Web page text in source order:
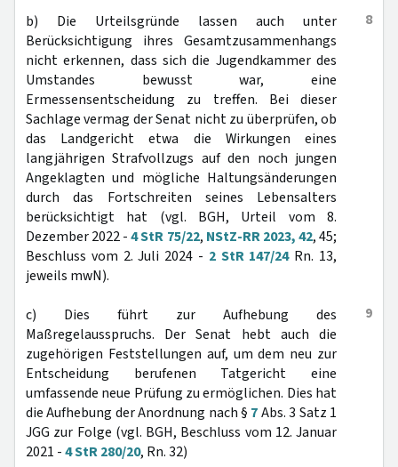
8
b) Die Urteilsgründe lassen auch unter
Berücksichtigung ihres Gesamtzusammenhangs
nicht erkennen, dass sich die Jugendkammer des
Umstandes bewusst war, eine
Ermessensentscheidung zu treffen. Bei dieser
Sachlage vermag der Senat nicht zu überprüfen, ob
das Landgericht etwa die Wirkungen eines
langjährigen Strafvollzugs auf den noch jungen
Angeklagten und mögliche Haltungsänderungen
durch das Fortschreiten seines Lebensalters
berücksichtigt hat (vgl. BGH, Urteil vom 8.
Dezember 2022 -4 StR 75/22, NStZ-RR 2023, 42, 45;
Beschluss vom 2. Juli 2024 - 2 StR 147/24Rn. 13,
jeweils mwN).
9
c) Dies führt zur Aufhebung des
Maßregelausspruchs. Der Senat hebt auch die
zugehörigen Feststellungen auf, um dem neu zur
Entscheidung berufenen Tatgericht eine
umfassende neue Prüfung zu ermöglichen. Dies hat
die Aufhebung der Anordnung nach § 7Abs. 3 Satz 1
JGG zur Folge (vgl. BGH, Beschluss vom 12. Januar
2021 -4 StR 280/20, Rn. 32)